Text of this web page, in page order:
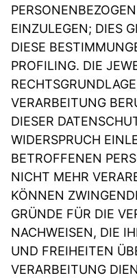
EINZULEGEN; DIES
DIESE
PROFILING. DIE
VERARBEITUNG
DIESER
WIDERSPRUCH
BETROFFENEN
NICHT MEHR
KÖNNEN
GRÜNDE FÜR DIE
NACHWEISEN, DIE
UND FREIHEITEN
VERARBEITUNG